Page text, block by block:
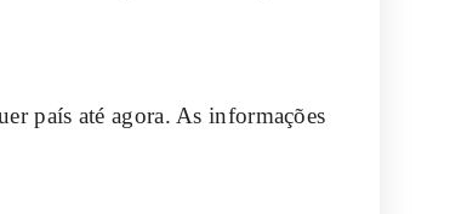
país até agora. As informações